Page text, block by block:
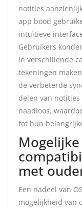
notities
app bood
intuïtieve
Gebruikers
in verschillende
tekeningen
de verbeterde
delen van notities
naadloos,
tot hun
Mogelijke
met
Een nadeel van
mogelijkheid van